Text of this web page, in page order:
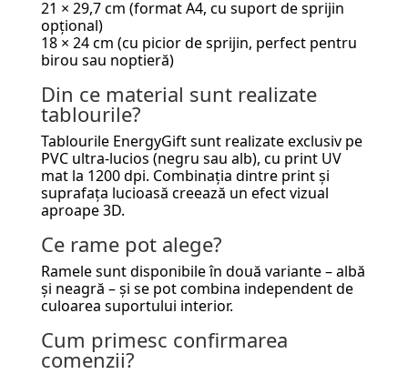
21 × 29,7 cm (format A4, cu suport de sprijin
opțional)
18 × 24 cm (cu picior de sprijin, perfect pentru
birou sau noptieră)
Din ce material sunt realizate
tablourile?
Tablourile EnergyGift sunt realizate exclusiv pe
PVC ultra-lucios (negru sau alb), cu print UV
mat la 1200 dpi. Combinația dintre print și
suprafața lucioasă creează un efect vizual
aproape 3D.
Ce rame pot alege?
Ramele sunt disponibile în două variante – albă
și neagră – și se pot combina independent de
culoarea suportului interior.
Cum primesc confirmarea
comenzii?